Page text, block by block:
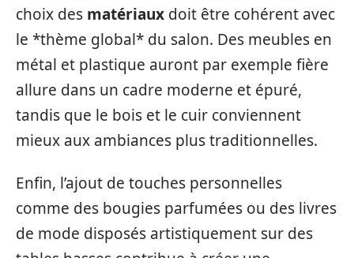
choix des matériaux doit être cohérent avec
le *thème global* du salon. Des meubles en
métal et plastique auront par exemple fière
allure dans un cadre moderne et épuré,
tandis que le bois et le cuir conviennent
mieux aux ambiances plus traditionnelles.
Enfin, l’ajout de touches personnelles
comme des bougies parfumées ou des livres
de mode disposés artistiquement sur des